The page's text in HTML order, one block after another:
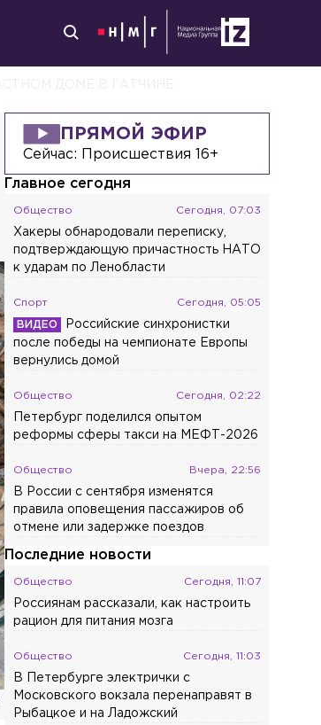
ПРЯМОЙ ЭФИР
Сейчас: Происшествия 16+
Главное сегодня
Общество Сегодня, 07:03
Хакеры обнародовали переписку,
подтверждающую причастность НАТО
к ударам по Ленобласти
Спорт Сегодня, 05:05
Российские синхронистки
после победы на чемпионате Европы
вернулись домой
Общество Сегодня, 02:22
Петербург поделился опытом
реформы сферы такси на МЕФТ-2026
Общество Вчера, 22:56
В России с сентября изменятся
правила оповещения пассажиров об
отмене или задержке поездов
Последние новости
Общество Сегодня, 11:07
Россиянам рассказали, как настроить
рацион для питания мозга
Общество Сегодня, 11:03
В Петербурге электрички с
Московского вокзала перенаправят в
Рыбацкое и на Ладожский